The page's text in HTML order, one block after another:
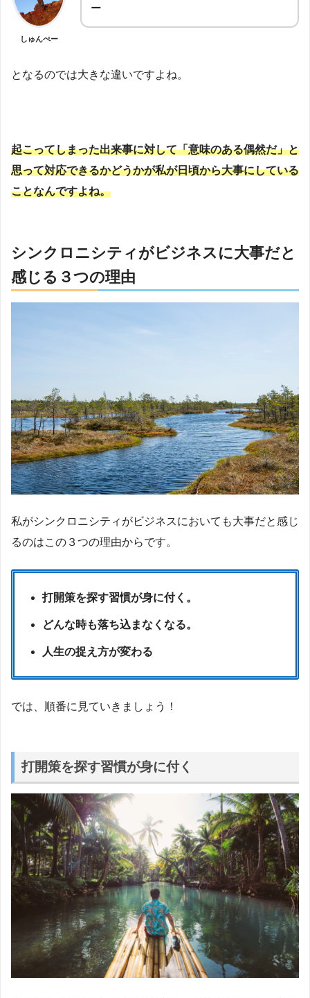
しゅんぺー
ー
となるのでは大きな違いですよね。
起こってしまった出来事に対して「意味のある偶然だ」と
思って対応できるかどうかが私が日頃から大事にしている
ことなんですよね。
シンクロニシティがビジネスに大事だと
感じる３つの理由
私がシンクロニシティがビジネスにおいても大事だと感じ
るのはこの３つの理由からです。
打開策を探す習慣が身に付く。
どんな時も落ち込まなくなる。
人生の捉え方が変わる
では、順番に見ていきましょう！
打開策を探す習慣が身に付く